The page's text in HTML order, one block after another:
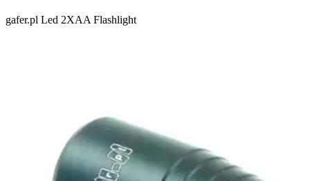
gafer.pl Led 2XAA Flashlight